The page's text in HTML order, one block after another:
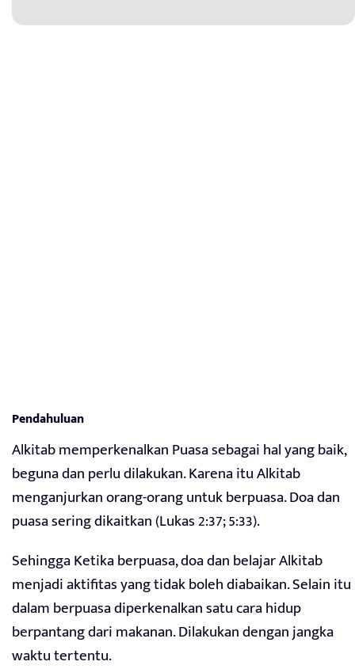
Pendahuluan
Alkitab memperkenalkan Puasa sebagai hal yang baik,
beguna dan perlu dilakukan. Karena itu Alkitab
menganjurkan orang-orang untuk berpuasa. Doa dan
puasa sering dikaitkan (Lukas 2:37; 5:33).
Sehingga Ketika berpuasa, doa dan belajar Alkitab
menjadi aktifitas yang tidak boleh diabaikan. Selain itu
dalam berpuasa diperkenalkan satu cara hidup
berpantang dari makanan. Dilakukan dengan jangka
waktu tertentu.